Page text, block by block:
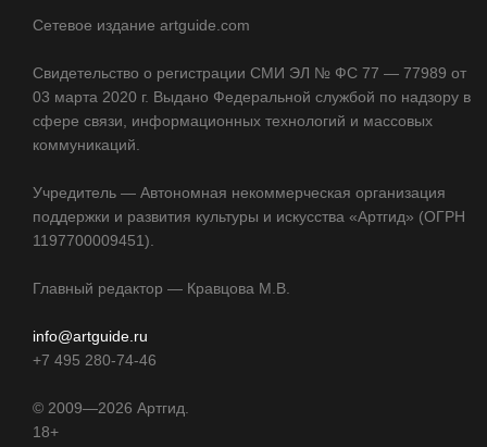
Сетевое издание artguide.com
Свидетельство о регистрации СМИ ЭЛ № ФС 77 — 77989 от
03 марта 2020 г. Выдано Федеральной службой по надзору в
сфере связи, информационных технологий и массовых
коммуникаций.
Учредитель — Автономная некоммерческая организация
поддержки и развития культуры и искусства «Артгид» (ОГРН
1197700009451).
Главный редактор — Кравцова М.В.
info@artguide.ru
+7 495 280-74-46
© 2009—2026 Артгид.
18+